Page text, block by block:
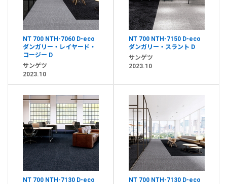
NT 700 NTH-7060 D-eco
ダンガリー・レイヤード・
コージー D
サンゲツ
2023.10
NT 700 NTH-7150 D-eco
ダンガリー・スラント D
サンゲツ
2023.10
NT 700 NTH-7130 D-eco
NT 700 NTH-7130 D-eco